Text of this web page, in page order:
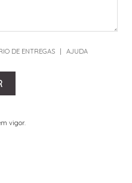
DE ENTREGAS | AJUDA
vigor.